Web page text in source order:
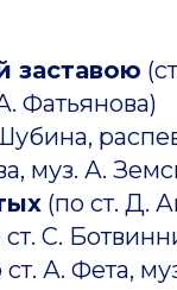
заставою
Фатьянова)
муз. А.
(по ст. Д.
ст. С.
ст. А. Фета,